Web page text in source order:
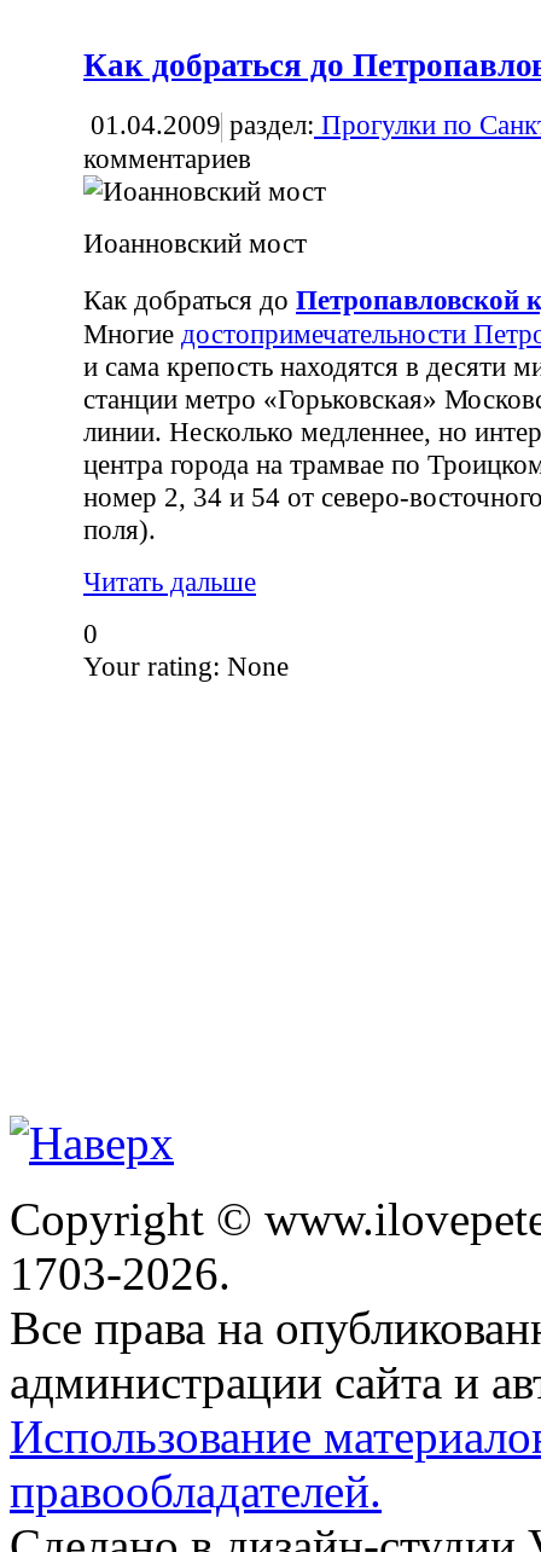
Как добраться до
01.04.2009 раздел: Прогулки по
комментариев
Иоанновский мост
Как добраться до Петропавловской
Многие достопримечательности
и сама крепость находятся в десяти
станции метро «Горьковская»
линии. Несколько медленнее, но
центра города на трамвае по
номер 2, 34 и 54 от северо-
поля).
Читать дальше
0
Your rating: None
Copyright ©
1703-2026.
Все права на
администрации сайта и
Использование
правообладателей.